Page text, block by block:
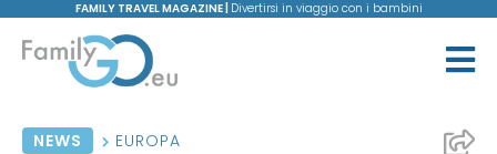
FAMILY TRAVEL MAGAZINE | Divertirsi in viaggio con i bambini
NEWS EUROPA